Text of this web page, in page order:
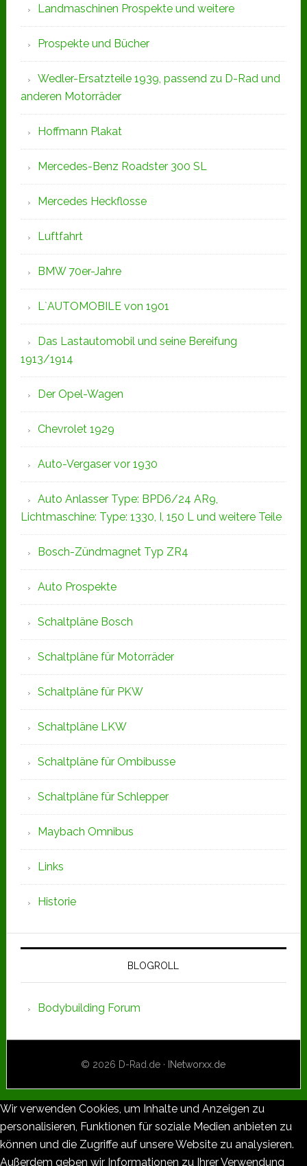
Landmaschinen Prospekte und weitere
Prospekte und Bücher
Wedler-Ersatzteile 1939, passend zu D-Rad und
anderen Motorräder
Hoffmann Plakat
Mercedes-Benz Roadster 300 SL
Mercedes Heckflosse
Luftfahrt
BMW 70er-Jahre
L`AUTOMOBILE von 1901
Das Lastautomobil und seine Bereifung
1913/1914
Der Opel-Wagen
Chevrolet 1929
Auto-Vergaser vor 1930
Auto Anlasser Type: BPD6/24 AR9,
Lichtmaschine: Type: 1330, I, 150 L und weitere Teile
Bosch-Zündmagnet Typ ZR4
Auto Prospekte
Schaltpläne Bosch
Schaltpläne für Motorräder
Schaltpläne für PKW
Schaltpläne LKW
Schaltpläne für Ombibusse
Schaltpläne für Schlepper
Maybach Omnibus
Links
Historie
BLOGROLL
Bodybuilding Forum
© 2026 D-Rad.de · INetworxx.de
Wir verwenden Cookies, um Inhalte und Anzeigen zu
personalisieren, Funktionen für soziale Medien anbieten zu
können und die Zugriffe auf unsere Website zu analysieren.
Außerdem geben wir Informationen zu Ihrer Verwendung